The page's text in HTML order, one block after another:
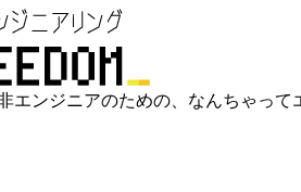
エンジニアのための、なんちゃって